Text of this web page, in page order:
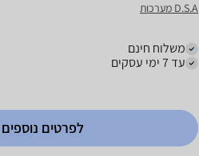
D.S.A מערכות
משלוח חינם
עד 7 ימי עסקים
לפרטים נוספים